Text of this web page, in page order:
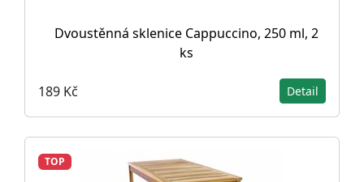
Dvoustěnná sklenice Cappuccino, 250 ml, 2
ks
189 Kč Detail
TOP